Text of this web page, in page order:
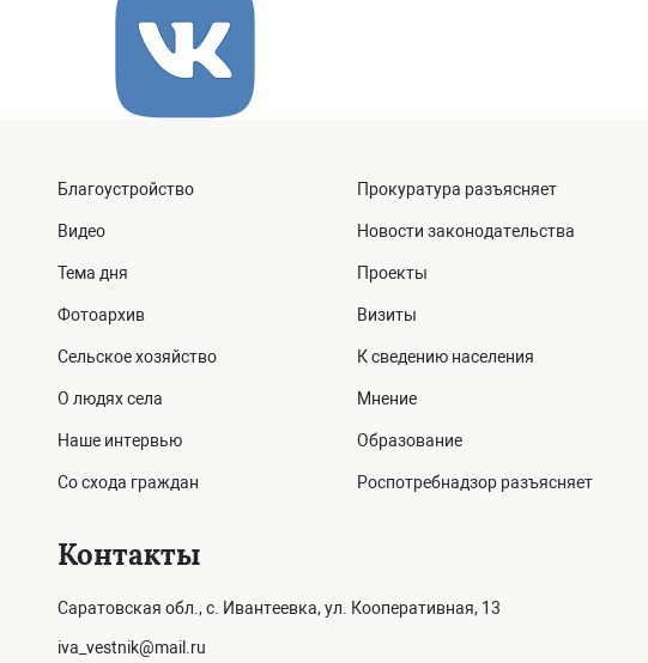
Благоустройство
Видео
Тема дня
Фотоархив
Сельское хозяйство
О людях села
Наше интервью
Со схода граждан
Прокуратура разъясняет
Новости законодательства
Проекты
Визиты
К сведению населения
Мнение
Образование
Роспотребнадзор разъясняет
Контакты
Саратовская обл., с. Ивантеевка, ул. Кооперативная, 13
iva_vestnik@mail.ru